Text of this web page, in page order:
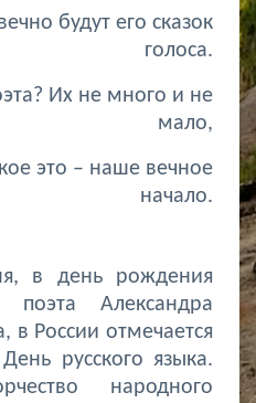
будут его сказок
голоса.
Их не много и не
мало,
это – наше вечное
начало.
в день рождения
поэта Александра
в России отмечается
русского языка.
народного